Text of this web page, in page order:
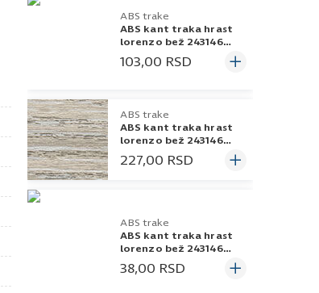
ABS trake
ABS kant traka hrast
lorenzo bež 243146
22x2
103,00 RSD
ABS trake
ABS kant traka hrast
lorenzo bež 243146
42x2
227,00 RSD
ABS trake
ABS kant traka hrast
lorenzo bež 243146
22x0,5
38,00 RSD